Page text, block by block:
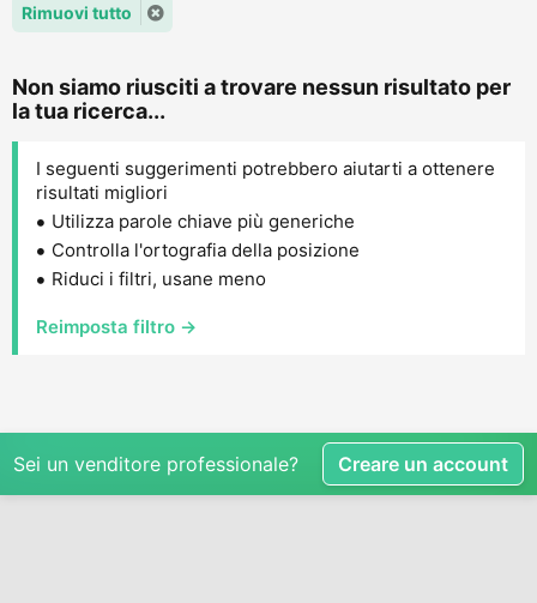
Rimuovi tutto
Non siamo riusciti a trovare nessun risultato per
la tua ricerca...
I seguenti suggerimenti potrebbero aiutarti a ottenere
risultati migliori
Utilizza parole chiave più generiche
Controlla l'ortografia della posizione
Riduci i filtri, usane meno
Reimposta filtro →
Sei un venditore professionale? Creare un account